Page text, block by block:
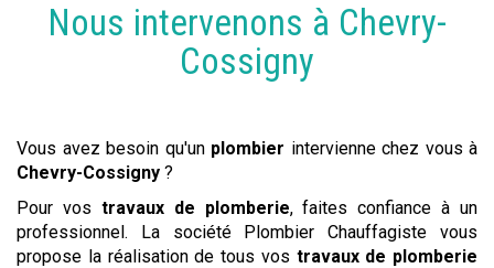
Nous intervenons à Chevry-
Cossigny
Vous avez besoin qu'un plombier intervienne chez vous à
Chevry-Cossigny ?
Pour vos travaux de plomberie, faites confiance à un
professionnel. La société Plombier Chauffagiste vous
propose la réalisation de tous vos travaux de plomberie